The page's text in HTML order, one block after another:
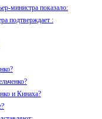
министра показало:
подтверждает :
и Кинаха?